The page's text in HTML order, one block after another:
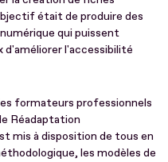
était de produire des
qui puissent
d'améliorer l'accessibilité
formateurs professionnels
Réadaptation
mis à disposition de tous en
les modèles de